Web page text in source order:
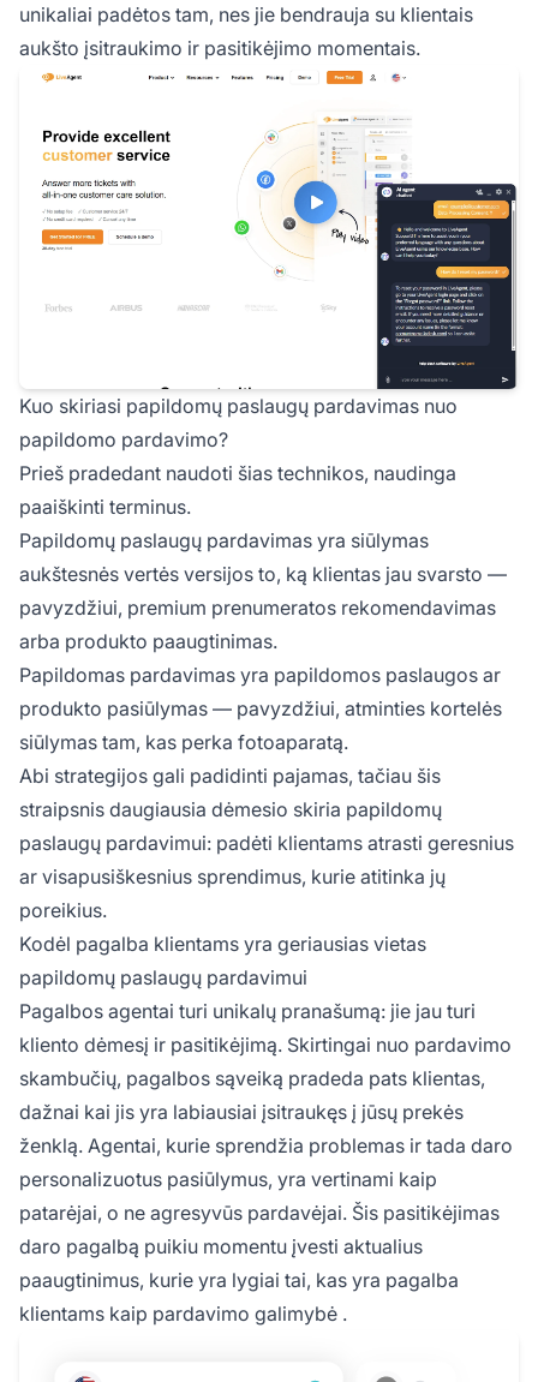
unikaliai padėtos tam, nes jie bendrauja su klientais
aukšto įsitraukimo ir pasitikėjimo momentais.
Kuo skiriasi papildomų paslaugų pardavimas nuo
papildomo pardavimo?
Prieš pradedant naudoti šias technikos, naudinga
paaiškinti terminus.
Papildomų paslaugų pardavimas yra siūlymas
aukštesnės vertės versijos to, ką klientas jau svarsto —
pavyzdžiui, premium prenumeratos rekomendavimas
arba produkto paaugtinimas.
Papildomas pardavimas yra papildomos paslaugos ar
produkto pasiūlymas — pavyzdžiui, atminties kortelės
siūlymas tam, kas perka fotoaparatą.
Abi strategijos gali padidinti pajamas, tačiau šis
straipsnis daugiausia dėmesio skiria papildomų
paslaugų pardavimui: padėti klientams atrasti geresnius
ar visapusiškesnius sprendimus, kurie atitinka jų
poreikius.
Kodėl pagalba klientams yra geriausias vietas
papildomų paslaugų pardavimui
Pagalbos agentai turi unikalų pranašumą: jie jau turi
kliento dėmesį ir pasitikėjimą. Skirtingai nuo pardavimo
skambučių, pagalbos sąveiką pradeda pats klientas,
dažnai kai jis yra labiausiai įsitraukęs į jūsų prekės
ženklą. Agentai, kurie sprendžia problemas ir tada daro
personalizuotus pasiūlymus, yra vertinami kaip
patarėjai, o ne agresyvūs pardavėjai. Šis pasitikėjimas
daro pagalbą puikiu momentu įvesti aktualius
paaugtinimus, kurie yra lygiai tai, kas yra pagalba
klientams kaip pardavimo galimybė .